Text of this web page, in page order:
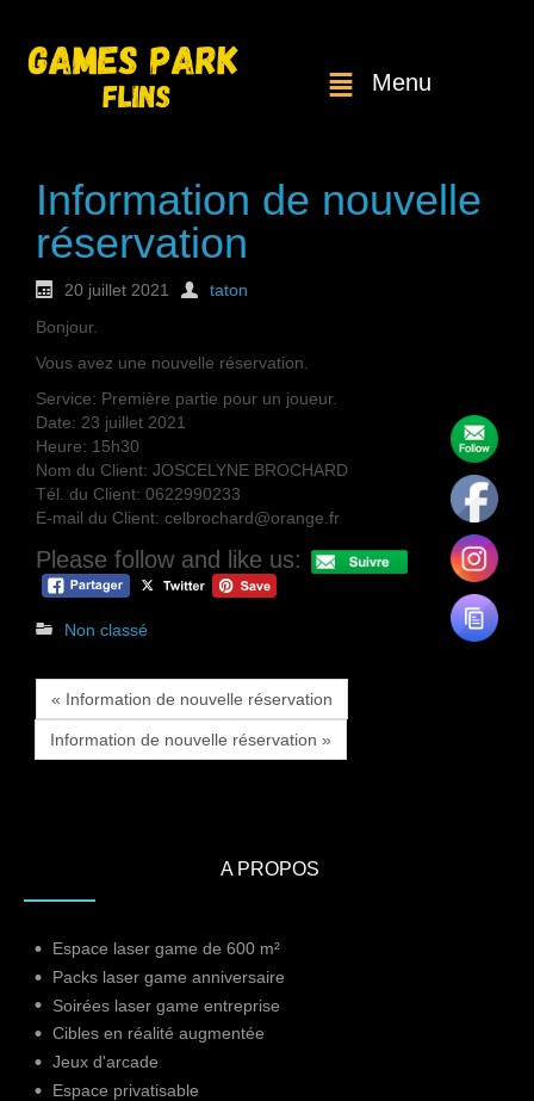
Menu
Information de nouvelle
réservation
20 juillet 2021
taton
Bonjour.
Vous avez une nouvelle réservation.
Service: Première partie pour un joueur.
Date: 23 juillet 2021
Heure: 15h30
Nom du Client: JOSCELYNE BROCHARD
Tél. du Client: 0622990233
E-mail du Client: celbrochard@orange.fr
Please follow and like us:
Non classé
« Information de nouvelle réservation
Information de nouvelle réservation »
A PROPOS
Espace laser game de 600 m²
Packs laser game anniversaire
Soirées laser game entreprise
Cibles en réalité augmentée
Jeux d'arcade
Espace privatisable